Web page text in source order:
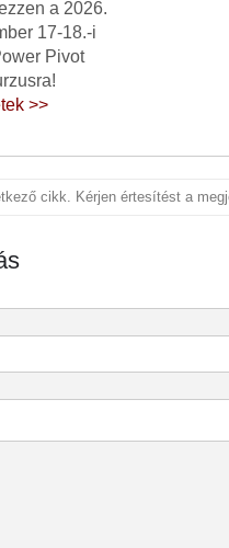
a 2026.
17-18.-i
Pivot
>>
cikk. Kérjen értesítést a